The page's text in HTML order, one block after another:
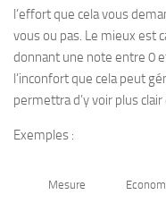
l’effort que cela vous
vous ou pas. Le mieux est
donnant une note entre 0
l’inconfort que cela peut
permettra d’y voir plus
Exemples :
Mesure